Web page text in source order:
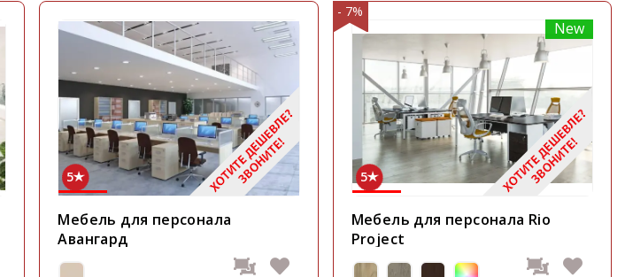
5
Мебель для персонала
Авангард
- 7%
New
5
Мебель для персонала Rio
Project